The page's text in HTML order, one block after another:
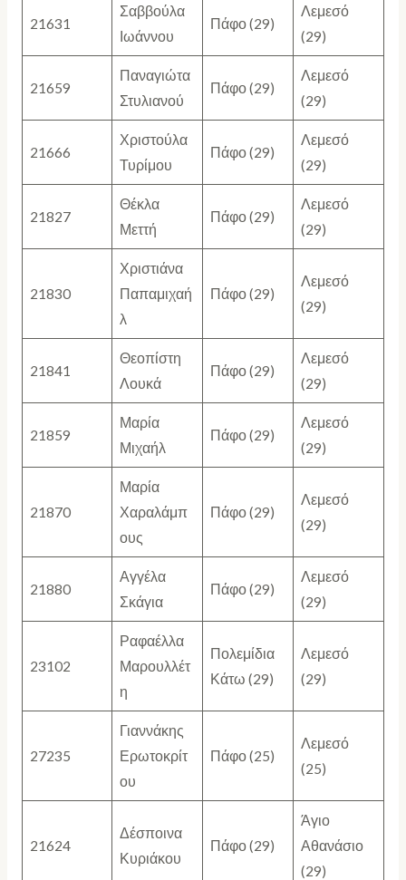
21631
Σαββούλα
Ιωάννου
Πάφο (29)
Λεμεσό
(29)
21659
Παναγιώτα
Στυλιανού
Πάφο (29)
Λεμεσό
(29)
21666
Χριστούλα
Τυρίμου
Πάφο (29)
Λεμεσό
(29)
21827
Θέκλα
Μεττή
Πάφο (29)
Λεμεσό
(29)
21830
Χριστιάνα
Παπαμιχαή
λ
Πάφο (29)
Λεμεσό
(29)
21841
Θεοπίστη
Λουκά
Πάφο (29)
Λεμεσό
(29)
21859
Μαρία
Μιχαήλ
Πάφο (29)
Λεμεσό
(29)
21870
Μαρία
Χαραλάμπ
ους
Πάφο (29)
Λεμεσό
(29)
21880
Αγγέλα
Σκάγια
Πάφο (29)
Λεμεσό
(29)
23102
Ραφαέλλα
Μαρουλλέτ
η
Πολεμίδια
Κάτω (29)
Λεμεσό
(29)
27235
Γιαννάκης
Ερωτοκρίτ
ου
Πάφο (25)
Λεμεσό
(25)
21624
Δέσποινα
Κυριάκου
Πάφο (29)
Άγιο
Αθανάσιο
(29)